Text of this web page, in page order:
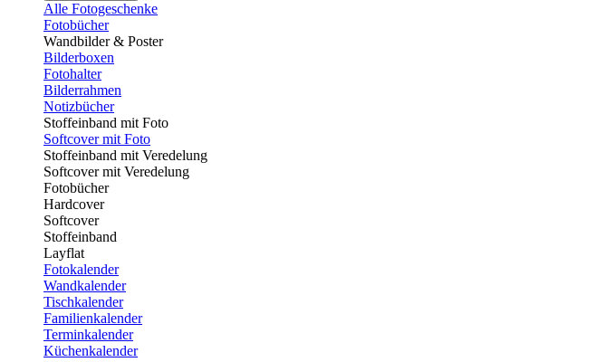
Alle Fotogeschenke
Fotobücher
Wandbilder & Poster
Bilderboxen
Fotohalter
Bilderrahmen
Notizbücher
Stoffeinband mit Foto
Softcover mit Foto
Stoffeinband mit Veredelung
Softcover mit Veredelung
Fotobücher
Hardcover
Softcover
Stoffeinband
Layflat
Fotokalender
Wandkalender
Tischkalender
Familienkalender
Terminkalender
Küchenkalender